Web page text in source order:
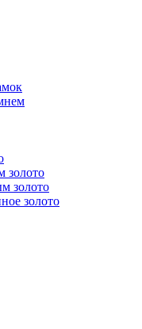
золото
золото
золото